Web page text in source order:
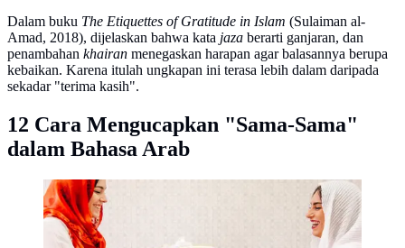
Dalam buku The Etiquettes of Gratitude in Islam (Sulaiman al-
Amad, 2018), dijelaskan bahwa kata jaza berarti ganjaran, dan
penambahan khairan menegaskan harapan agar balasannya berupa
kebaikan. Karena itulah ungkapan ini terasa lebih dalam daripada
sekadar "terima kasih".
12 Cara Mengucapkan "Sama-Sama"
dalam Bahasa Arab